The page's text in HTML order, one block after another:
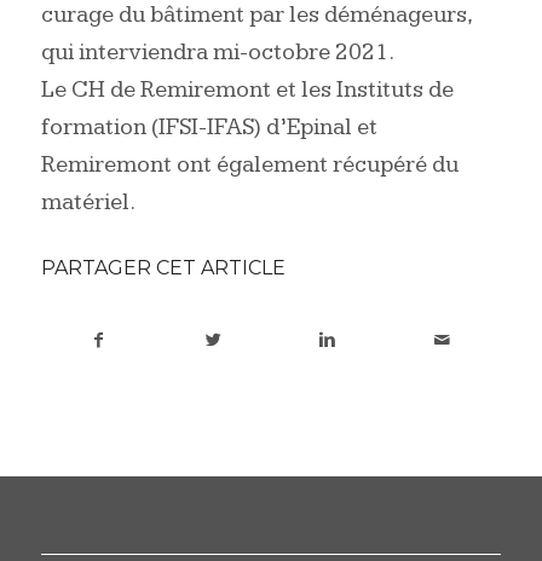
curage du bâtiment par les déménageurs,
qui interviendra mi-octobre 2021.
Le CH de Remiremont et les Instituts de
formation (IFSI-IFAS) d’Epinal et
Remiremont ont également récupéré du
matériel.
PARTAGER CET ARTICLE